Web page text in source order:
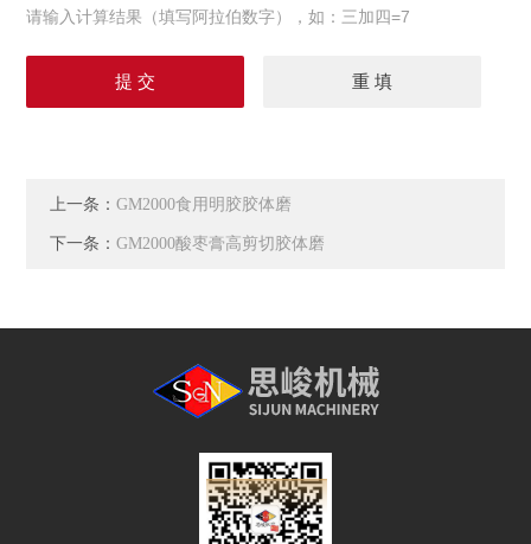
请输入计算结果（填写阿拉伯数字），如：三加四=7
上一条：GM2000食用明胶胶体磨
下一条：GM2000酸枣膏高剪切胶体磨